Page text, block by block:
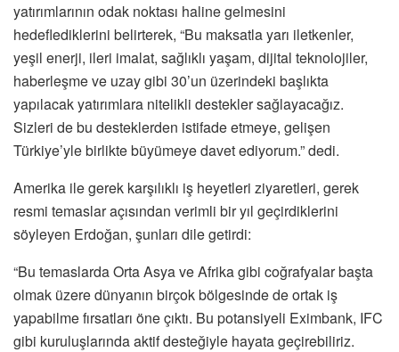
yatırımlarının odak noktası haline gelmesini
hedeflediklerini belirterek, “Bu maksatla yarı iletkenler,
yeşil enerji, ileri imalat, sağlıklı yaşam, dijital teknolojiler,
haberleşme ve uzay gibi 30’un üzerindeki başlıkta
yapılacak yatırımlara nitelikli destekler sağlayacağız.
Sizleri de bu desteklerden istifade etmeye, gelişen
Türkiye’yle birlikte büyümeye davet ediyorum.” dedi.
Amerika ile gerek karşılıklı iş heyetleri ziyaretleri, gerek
resmi temaslar açısından verimli bir yıl geçirdiklerini
söyleyen Erdoğan, şunları dile getirdi:
“Bu temaslarda Orta Asya ve Afrika gibi coğrafyalar başta
olmak üzere dünyanın birçok bölgesinde de ortak iş
yapabilme fırsatları öne çıktı. Bu potansiyeli Eximbank, IFC
gibi kuruluşlarında aktif desteğiyle hayata geçirebiliriz.